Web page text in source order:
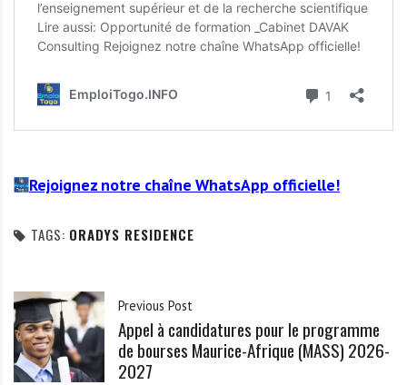
Rejoignez notre chaîne WhatsApp officielle!
TAGS: ORADYS RESIDENCE
Previous Post
Appel à candidatures pour le programme
de bourses Maurice-Afrique (MASS) 2026-
2027